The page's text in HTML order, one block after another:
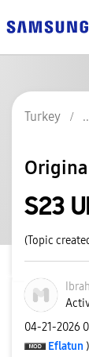
Turkey
S23
(Topic
‎04-21-2026
Eflatun